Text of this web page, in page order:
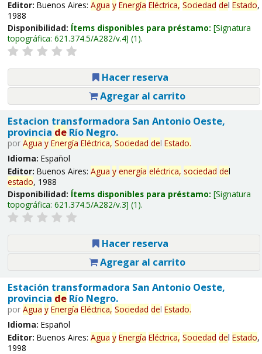
Editor: Buenos Aires: Agua y Energía Eléctrica, Sociedad del Estado,
1988
Disponibilidad: Ítems disponibles para préstamo: Signatura
topográfica: 621.374.5/A282/v.4 (1).
Hacer reserva
Agregar al carrito
Estacion transformadora San Antonio Oeste,
provincia deRío Negro.
por Agua y Energía Eléctrica, Sociedad del Estado.
Idioma: Español
Editor: Buenos Aires: Agua y energía eléctrica, sociedad del
estado, 1988
Disponibilidad: Ítems disponibles para préstamo: Signatura
topográfica: 621.374.5/A282/v.3 (1).
Hacer reserva
Agregar al carrito
Estación transformadora San Antonio Oeste,
provincia deRío Negro.
por Agua y Energía Eléctrica, Sociedad del Estado.
Idioma: Español
Editor: Buenos Aires: Agua y Energía Eléctrica, Sociedad del Estado,
1998